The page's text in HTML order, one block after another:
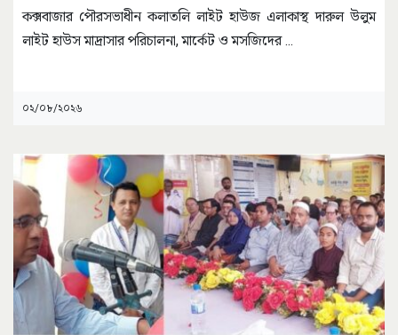
কক্সবাজার পৌরসভাধীন কলাতলি লাইট হাউজ এলাকাস্থ দারুল উলুম
লাইট হাউস মাদ্রাসার পরিচালনা, মার্কেট ও মসজিদের...
০২/০৮/২০২৬